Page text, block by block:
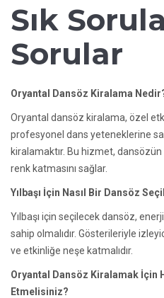
Sık
Sorular
Oryantal Dansöz Kiralama
Oryantal dansöz kiralama, özel
profesyonel dans yeteneklerine
kiralamaktır. Bu hizmet,
renk katmasını sağlar.
Yılbaşı İçin Nasıl Bir Dansöz
Yılbaşı için seçilecek dansöz,
sahip olmalıdır. Gösterileriyle
ve etkinliğe neşe katmalıdır.
Oryantal Dansöz Kiralamak İçin
Etmelisiniz?